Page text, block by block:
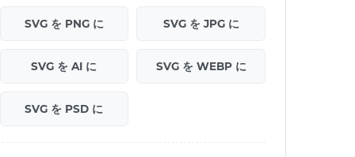
SVG を PNG に SVG を JPG に
SVG を AI に SVG を WEBP に
SVG を PSD に